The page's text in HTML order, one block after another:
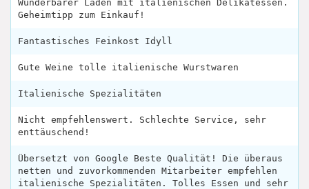
Wunderbarer Laden mit italienischen Delikatessen.
Geheimtipp zum Einkauf!
Fantastisches Feinkost Idyll
Gute Weine tolle italienische Wurstwaren
Italienische Spezialitäten
Nicht empfehlenswert. Schlechte Service, sehr
enttäuschend!
Übersetzt von Google Beste Qualität! Die überaus
netten und zuvorkommenden Mitarbeiter empfehlen
italienische Spezialitäten. Tolles Essen und sehr